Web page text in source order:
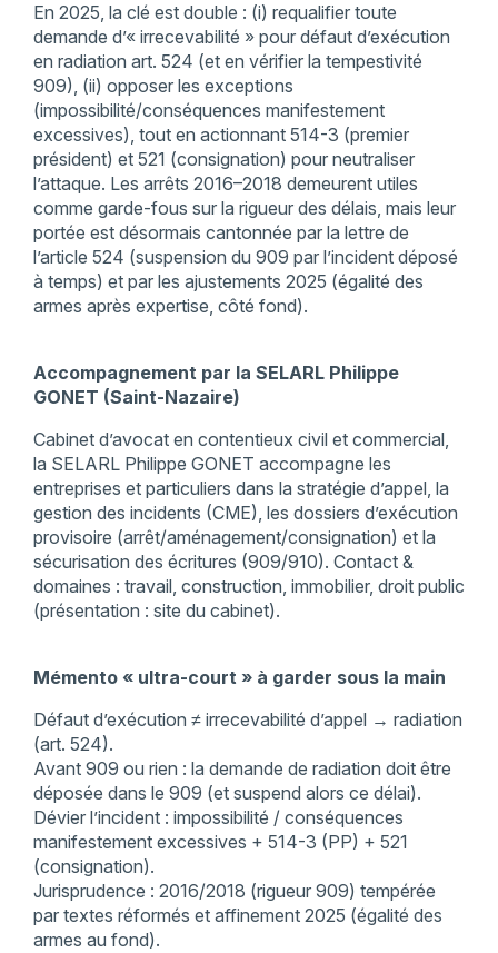
En 2025, la clé est double : (i) requalifier toute
demande d’« irrecevabilité » pour défaut d’exécution
en radiation art. 524 (et en vérifier la tempestivité
909), (ii) opposer les exceptions
(impossibilité/conséquences manifestement
excessives), tout en actionnant 514-3 (premier
président) et 521 (consignation) pour neutraliser
l’attaque. Les arrêts 2016–2018 demeurent utiles
comme garde-fous sur la rigueur des délais, mais leur
portée est désormais cantonnée par la lettre de
l’article 524 (suspension du 909 par l’incident déposé
à temps) et par les ajustements 2025 (égalité des
armes après expertise, côté fond).
Accompagnement par la SELARL Philippe
GONET (Saint-Nazaire)
Cabinet d’avocat en contentieux civil et commercial,
la SELARL Philippe GONET accompagne les
entreprises et particuliers dans la stratégie d’appel, la
gestion des incidents (CME), les dossiers d’exécution
provisoire (arrêt/aménagement/consignation) et la
sécurisation des écritures (909/910). Contact &
domaines : travail, construction, immobilier, droit public
(présentation : site du cabinet).
Mémento « ultra-court » à garder sous la main
Défaut d’exécution ≠ irrecevabilité d’appel → radiation
(art. 524).
Avant 909 ou rien : la demande de radiation doit être
déposée dans le 909 (et suspend alors ce délai).
Dévier l’incident : impossibilité / conséquences
manifestement excessives + 514-3 (PP) + 521
(consignation).
Jurisprudence : 2016/2018 (rigueur 909) tempérée
par textes réformés et affinement 2025 (égalité des
armes au fond).